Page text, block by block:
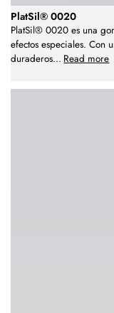
PlatSil® 0020
PlatSil® 0020 es una
efectos especiales. Con
duraderos... Read more